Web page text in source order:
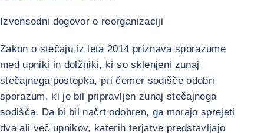
Izvensodni dogovor o reorganizaciji
Zakon o stečaju iz leta 2014 priznava sporazume
med upniki in dolžniki, ki so sklenjeni zunaj
stečajnega postopka, pri čemer sodišče odobri
sporazum, ki je bil pripravljen zunaj stečajnega
sodišča. Da bi bil načrt odobren, ga morajo sprejeti
dva ali več upnikov, katerih terjatve predstavljajo